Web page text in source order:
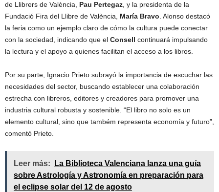
de Llibrers de València, Pau Pertegaz, y la presidenta de la
Fundació Fira del Llibre de València, María Bravo. Alonso destacó
la feria como un ejemplo claro de cómo la cultura puede conectar
con la sociedad, indicando que el Consell continuará impulsando
la lectura y el apoyo a quienes facilitan el acceso a los libros.
Por su parte, Ignacio Prieto subrayó la importancia de escuchar las
necesidades del sector, buscando establecer una colaboración
estrecha con libreros, editores y creadores para promover una
industria cultural robusta y sostenible. “El libro no solo es un
elemento cultural, sino que também representa economía y futuro”,
comentó Prieto.
Leer más:
La Biblioteca Valenciana lanza una guía
sobre Astrología y Astronomía en preparación para
el eclipse solar del 12 de agosto